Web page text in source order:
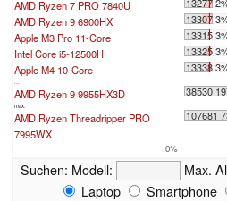
AMD Ryzen 7 PRO 7840U
AMD Ryzen 9 6900HX
13307
Apple M3 Pro 11-Core
13315
Intel Core i5-12500H
13325
Apple M4 10-Core
13338
...
AMD Ryzen 9 9955HX3D 38530
max:
AMD Ryzen Threadripper PRO
7995WX
107681
0%
Suchen: Modell: Max.
Laptop
Smartphone